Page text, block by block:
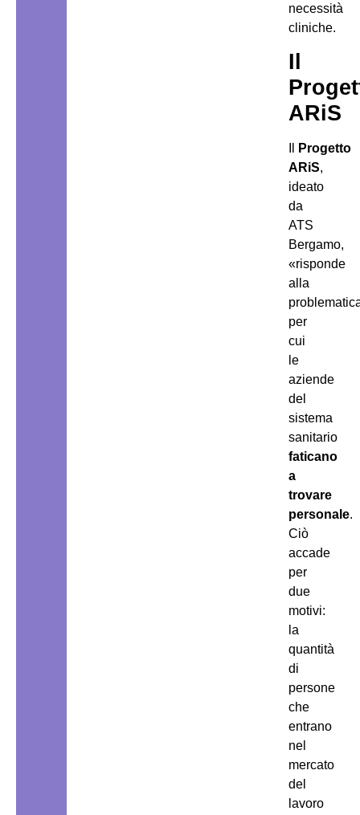
necessità
cliniche.
Il
ARiS
Progetto
ARiS,
ideato
da
ATS
Bergamo,
«risponde
alla
per
cui
le
aziende
del
sistema
sanitario
faticano
a
trovare
personale.
Ciò
accade
per
due
motivi:
la
quantità
di
persone
che
entrano
nel
mercato
del
lavoro